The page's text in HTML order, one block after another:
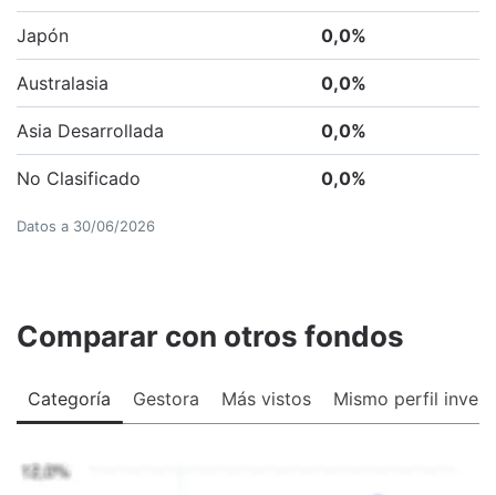
Japón 0,0%
Australasia 0,0%
Asia Desarrollada 0,0%
No Clasificado 0,0%
Datos a 30/06/2026
Comparar con otros fondos
Categoría Gestora Más vistos Mismo perfil